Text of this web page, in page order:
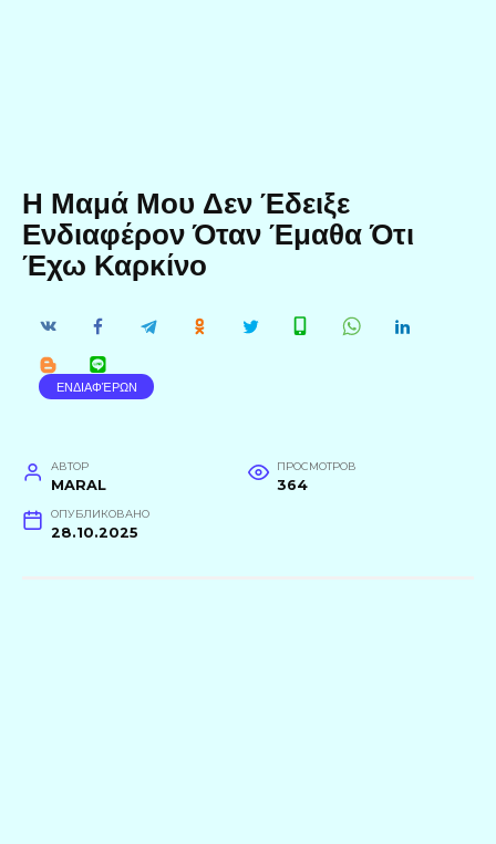
Η Μαμά Μου Δεν Έδειξε
Ενδιαφέρον Όταν Έμαθα Ότι
Έχω Καρκίνο
ΕΝΔΙΑΦΈΡΩΝ
АВТОР
MARAL
ПРОСМОТРОВ
364
ОПУБЛИКОВАНО
28.10.2025